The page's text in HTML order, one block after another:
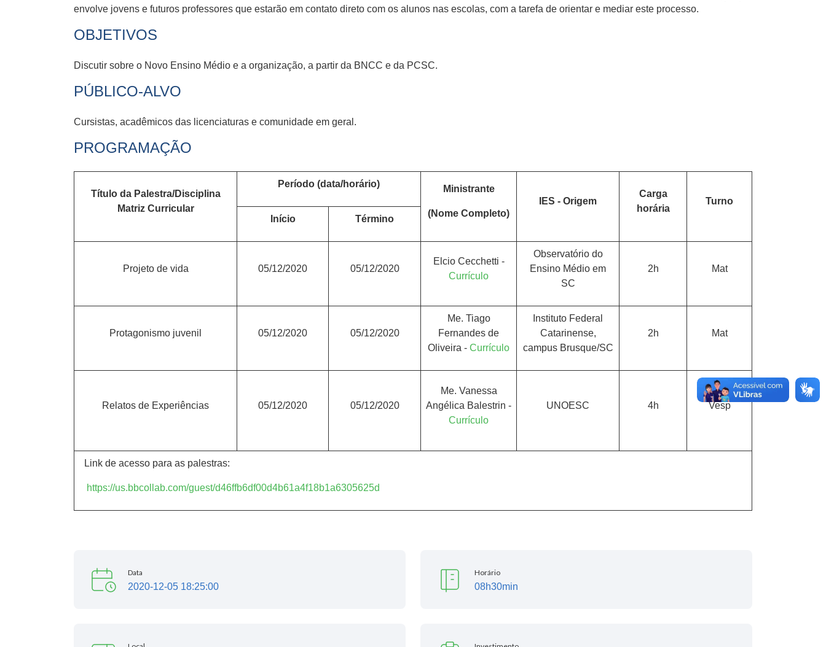
envolve jovens e futuros professores que estarão em contato direto com os alunos nas escolas, com a tarefa de orientar e mediar este processo.
OBJETIVOS
Discutir sobre o Novo Ensino Médio e a organização, a partir da BNCC e da PCSC.
PÚBLICO-ALVO
Cursistas, acadêmicos das licenciaturas e comunidade em geral.
PROGRAMAÇÃO
Título da Palestra/Disciplina
Matriz Curricular
Período (data/horário) Ministrante
(Nome Completo)
IES - Origem
Carga
horária
Turno
Início
Término
Projeto de vida 05/12/2020 05/12/2020
Elcio Cecchetti -
Currículo
Observatório do
Ensino Médio em
SC
2h Mat
Protagonismo juvenil 05/12/2020 05/12/2020
Me. Tiago
Fernandes de
Oliveira - Currículo
Instituto Federal
Catarinense,
campus Brusque/SC
2h Mat
Relatos de Experiências 05/12/2020 05/12/2020
Me. Vanessa
Angélica Balestrin -
Currículo
UNOESC 4h Vesp
Link de acesso para as palestras:
https://us.bbcollab.com/guest/d46ffb6df00d4b61a4f18b1a6305625d
Data
2020-12-05 18:25:00
Horário
08h30min